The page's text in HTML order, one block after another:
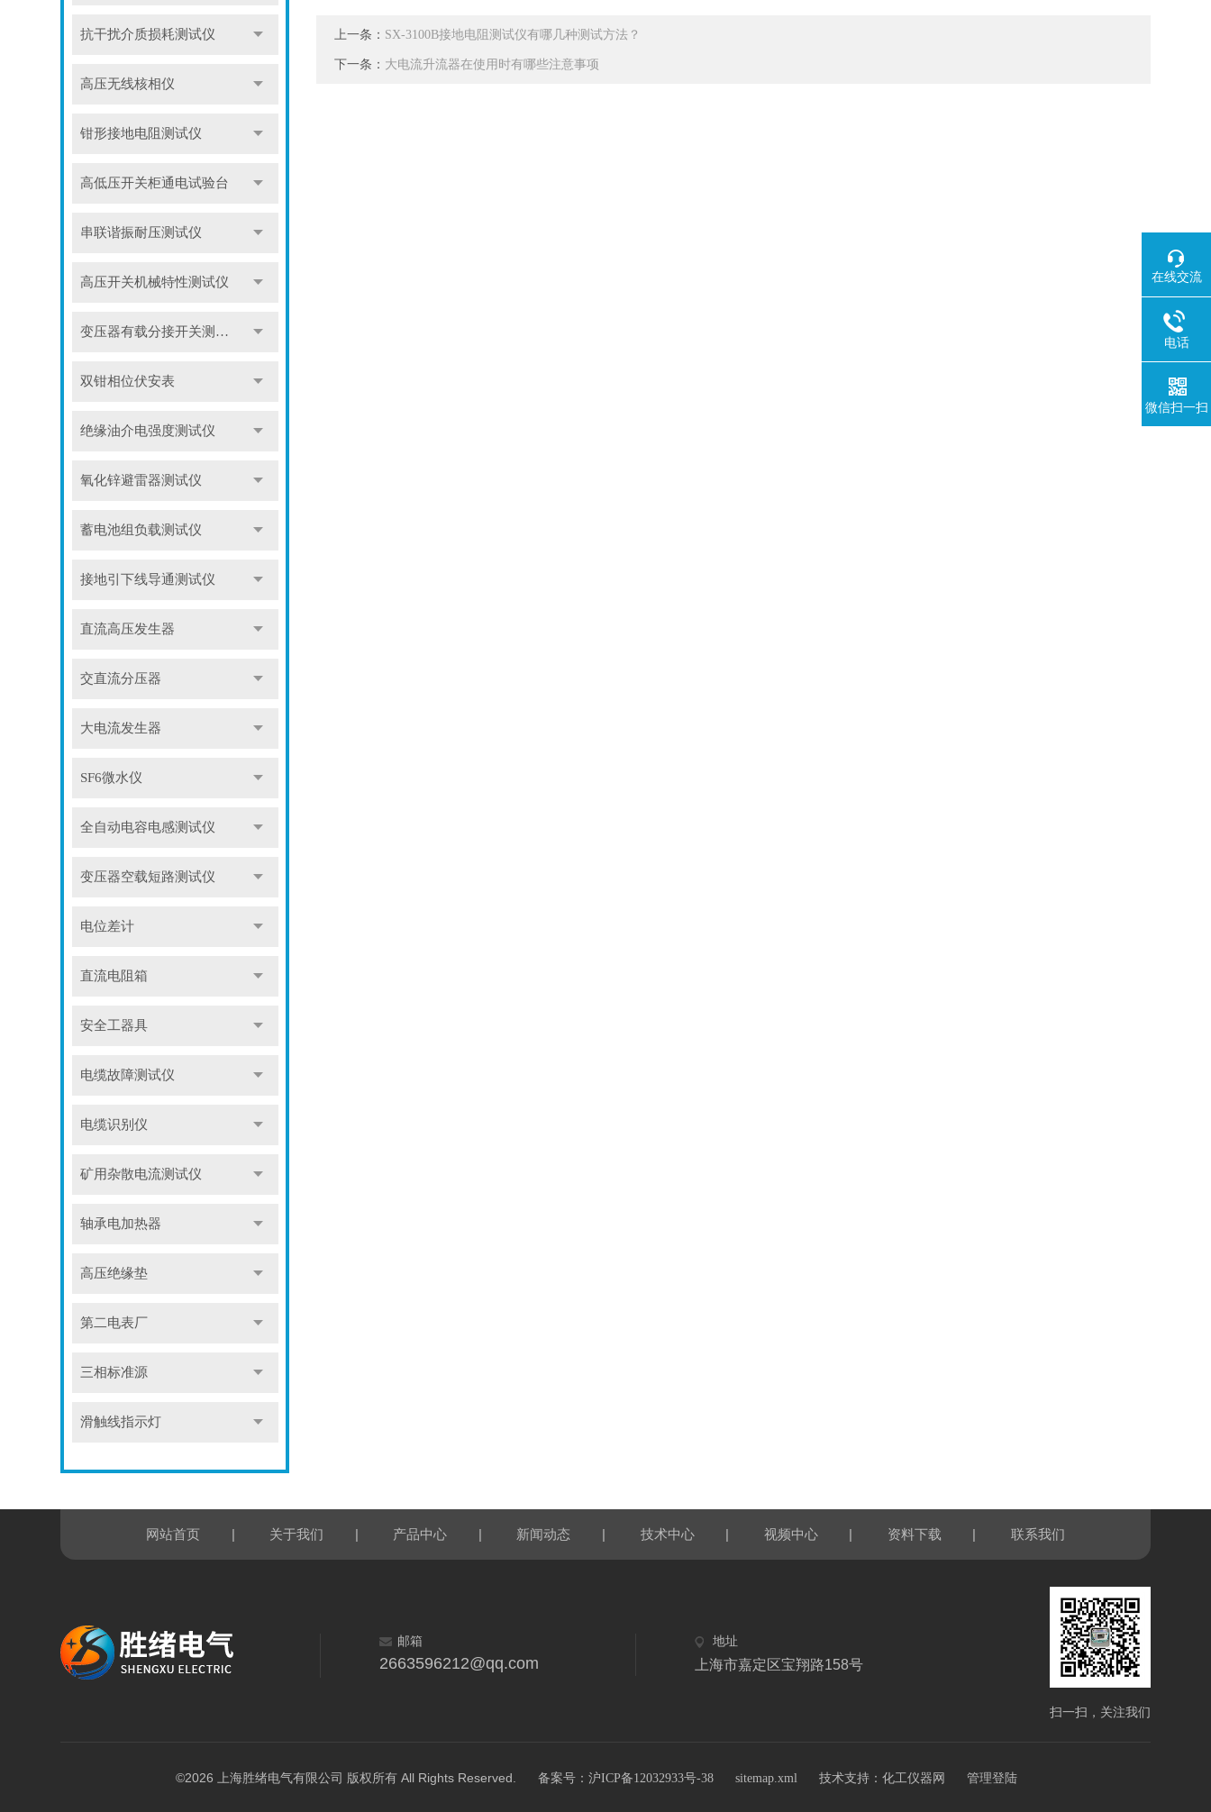
抗干扰介质损耗测试仪
高压无线核相仪
钳形接地电阻测试仪
高低压开关柜通电试验台
串联谐振耐压测试仪
高压开关机械特性测试仪
变压器有载分接开关测试仪
双钳相位伏安表
绝缘油介电强度测试仪
氧化锌避雷器测试仪
蓄电池组负载测试仪
接地引下线导通测试仪
直流高压发生器
交直流分压器
大电流发生器
SF6微水仪
全自动电容电感测试仪
变压器空载短路测试仪
电位差计
直流电阻箱
安全工器具
电缆故障测试仪
电缆识别仪
矿用杂散电流测试仪
轴承电加热器
高压绝缘垫
第二电表厂
三相标准源
滑触线指示灯
上一条： SX-3100B接地电阻测试仪有哪几种测试方法？
下一条： 大电流升流器在使用时有哪些注意事项
网站首页 | 关于我们 | 产品中心 | 新闻动态 | 技术中心 | 视频中心 | 资料下载 | 联系我们
邮箱
2663596212@qq.com
地址
上海市嘉定区宝翔路158号
扫一扫，关注我们
©2026 上海胜绪电气有限公司 版权所有 All Rights Reserved. 备案号：沪ICP备12032933号-38 sitemap.xml 技术支持： 化工仪器网 管理登陆
在线交流
电话
微信扫一扫